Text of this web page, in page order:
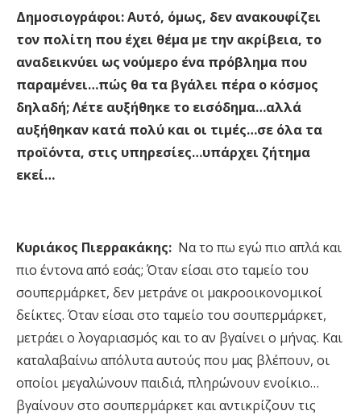
Δημοσιογράφοι:Αυτό, όμως, δεν ανακουφίζει
τον πολίτη που έχει θέμα με την ακρίβεια, το
αναδεικνύει ως νούμερο ένα πρόβλημα που
παραμένει…πώς θα τα βγάλει πέρα ο κόσμος
δηλαδή; Λέτε αυξήθηκε το εισόδημα…αλλά
αυξήθηκαν κατά πολύ και οι τιμές…σε όλα τα
προϊόντα, στις υπηρεσίες…υπάρχει ζήτημα
εκεί…
Κυριάκος Πιερρακάκης: Να το πω εγώ πιο απλά και
πιο έντονα από εσάς; Όταν είσαι στο ταμείο του
σουπερμάρκετ, δεν μετράνε οι μακροοικονομικοί
δείκτες. Όταν είσαι στο ταμείο του σουπερμάρκετ,
μετράει ο λογαριασμός και το αν βγαίνει ο μήνας. Και
καταλαβαίνω απόλυτα αυτούς που μας βλέπουν, οι
οποίοι μεγαλώνουν παιδιά, πληρώνουν ενοίκιο…
βγαίνουν στο σουπερμάρκετ και αντικρίζουν τις